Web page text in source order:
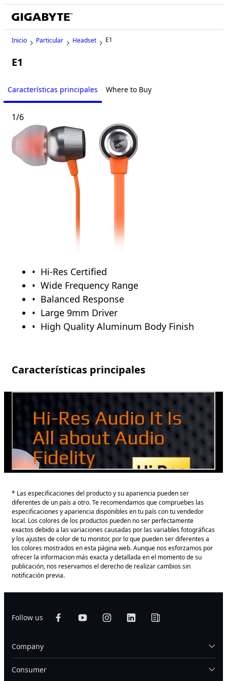
Inicio Particular Headset E1
E1
Características principales Where to Buy
1/6
Hi-Res Certified
Wide Frequency Range
Balanced Response
Large 9mm Driver
High Quality Aluminum Body Finish
Características principales
* Las especificaciones del producto y su apariencia pueden ser
diferentes de un país a otro. Te recomendamos que compruebes las
especificaciones y apariencia disponibles en tu país con tu vendedor
local. Los colores de los productos pueden no ser perfectamente
exactos debido a las variaciones causadas por las variables fotográficas
y los ajustes de color de tu monitor, por lo que pueden ser diferentes a
los colores mostrados en esta página web. Aunque nos esforzamos por
ofrecer la informacion más exacta y detallada en el momento de su
publicación, nos reservamos el derecho de realizar cambios sin
notificación previa.
Follow us
Company
Consumer